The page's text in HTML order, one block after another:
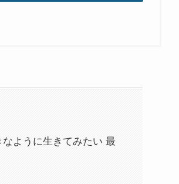
ように生きてみたい 最